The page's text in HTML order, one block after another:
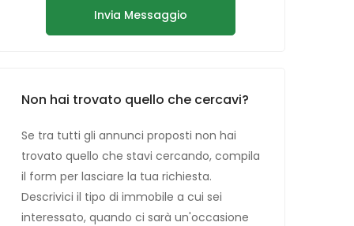
Invia Messaggio
Non hai trovato quello che cercavi?
Se tra tutti gli annunci proposti non hai
trovato quello che stavi cercando, compila
il form per lasciare la tua richiesta.
Descrivici il tipo di immobile a cui sei
interessato, quando ci sarà un'occasione